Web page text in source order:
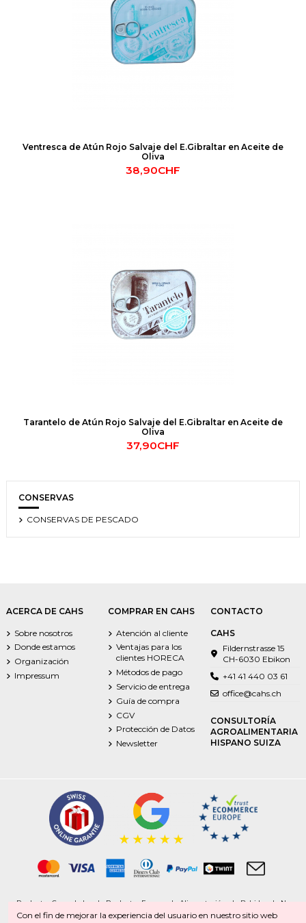
Ventresca de Atún Rojo Salvaje del E.Gibraltar en Aceite de
Oliva
38,90CHF
Tarantelo de Atún Rojo Salvaje del E.Gibraltar en Aceite de
Oliva
37,90CHF
CONSERVAS
CONSERVAS DE PESCADO
ACERCA DE CAHS
Sobre nosotros
Donde estamos
Organización
Impressum
COMPRAR EN CAHS
Atención al cliente
Ventajas para los
clientes HORECA
Métodos de pago
Servicio de entrega
Guía de compra
CGV
Protección de Datos
Newsletter
CONTACTO
CAHS
Fildernstrasse 15
CH-6030 Ebikon
+41 41 440 03 61
office@cahs.ch
CONSULTORÍA
AGROALIMENTARIA
HISPANO SUIZA
Productos Congelados | Productos Frescos | Alimentación | Bebidas. | No
alimentación
Con el fin de mejorar la experiencia del usuario en nuestro sitio web